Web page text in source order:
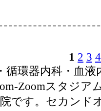
1 2 3 4